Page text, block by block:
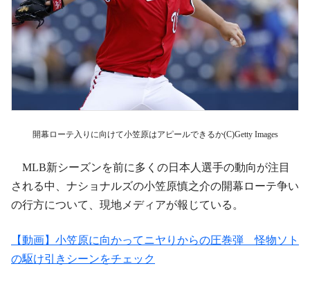
開幕ローテ入りに向けて小笠原はアピールできるか(C)Getty Images
MLB新シーズンを前に多くの日本人選手の動向が注目
される中、ナショナルズの小笠原慎之介の開幕ローテ争い
の行方について、現地メディアが報じている。
【動画】小笠原に向かってニヤりからの圧巻弾 怪物ソト
の駆け引きシーンをチェック